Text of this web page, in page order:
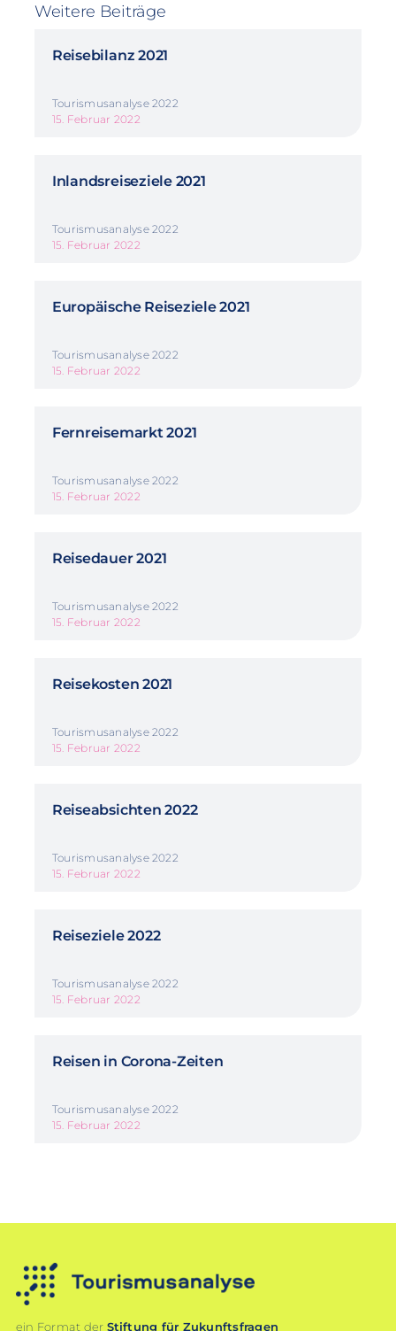
Weitere Beiträge
Reisebilanz 2021
Tourismusanalyse 2022
15. Februar 2022
Inlandsreiseziele 2021
Tourismusanalyse 2022
15. Februar 2022
Europäische Reiseziele 2021
Tourismusanalyse 2022
15. Februar 2022
Fernreisemarkt 2021
Tourismusanalyse 2022
15. Februar 2022
Reisedauer 2021
Tourismusanalyse 2022
15. Februar 2022
Reisekosten 2021
Tourismusanalyse 2022
15. Februar 2022
Reiseabsichten 2022
Tourismusanalyse 2022
15. Februar 2022
Reiseziele 2022
Tourismusanalyse 2022
15. Februar 2022
Reisen in Corona-Zeiten
Tourismusanalyse 2022
15. Februar 2022
ein Format der Stiftung für Zukunftsfragen